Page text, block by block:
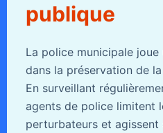
publique
La police municipale
dans la préservation de
En surveillant
agents de police limitent
perturbateurs et agissent